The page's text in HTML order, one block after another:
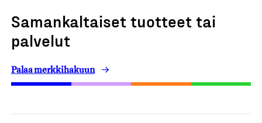
Samankaltaiset tuotteet tai
palvelut
Palaa merkkihakuun